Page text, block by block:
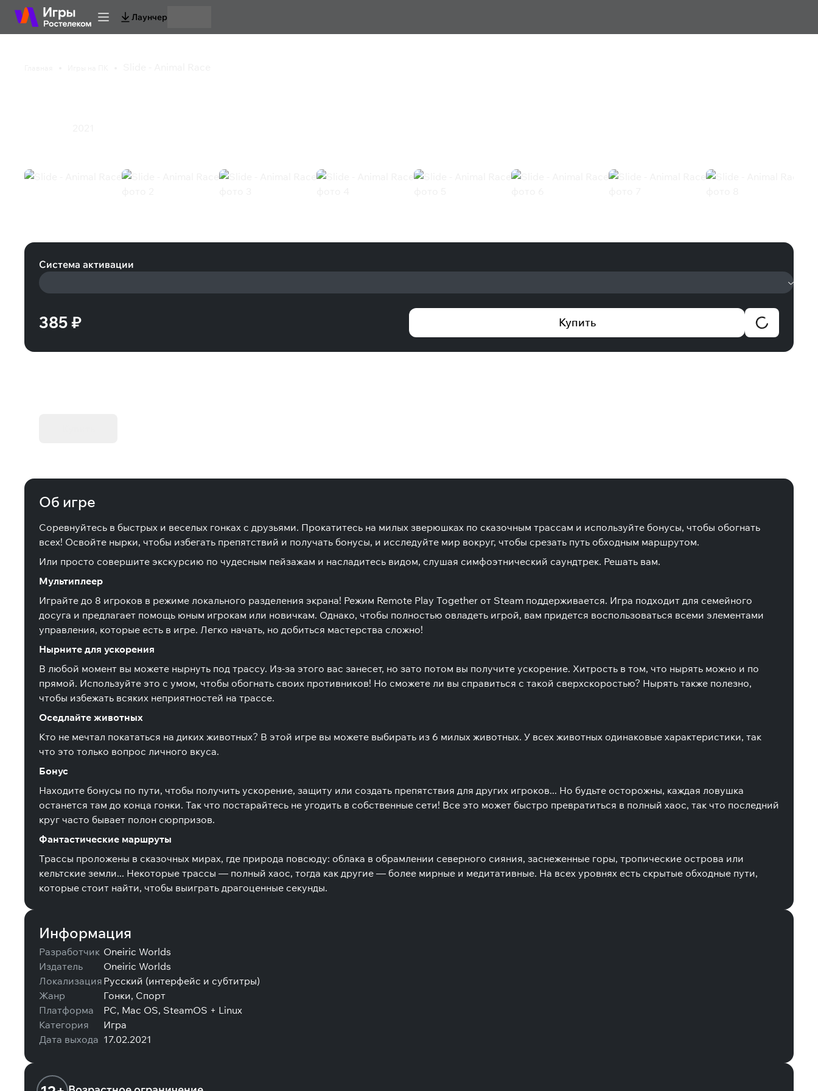
Лаунчер
Система активации
385 ₽ Купить
Об игре
Соревнуйтесь в быстрых и веселых гонках с друзьями. Прокатитесь на милых зверюшках по сказочным трассам и используйте бонусы, чтобы обогнать
всех! Освойте нырки, чтобы избегать препятствий и получать бонусы, и исследуйте мир вокруг, чтобы срезать путь обходным маршрутом.
Или просто совершите экскурсию по чудесным пейзажам и насладитесь видом, слушая симфоэтнический саундтрек. Решать вам.
Мультиплеер
Играйте до 8 игроков в режиме локального разделения экрана! Режим Remote Play Together от Steam поддерживается. Игра подходит для семейного
досуга и предлагает помощь юным игрокам или новичкам. Однако, чтобы полностью овладеть игрой, вам придется воспользоваться всеми элементами
управления, которые есть в игре. Легко начать, но добиться мастерства сложно!
Нырните для ускорения
В любой момент вы можете нырнуть под трассу. Из-за этого вас занесет, но зато потом вы получите ускорение. Хитрость в том, что нырять можно и по
прямой. Используйте это с умом, чтобы обогнать своих противников! Но сможете ли вы справиться с такой сверхскоростью? Нырять также полезно,
чтобы избежать всяких неприятностей на трассе.
Оседлайте животных
Кто не мечтал покататься на диких животных? В этой игре вы можете выбирать из 6 милых животных. У всех животных одинаковые характеристики, так
что это только вопрос личного вкуса.
Бонус
Находите бонусы по пути, чтобы получить ускорение, защиту или создать препятствия для других игроков... Но будьте осторожны, каждая ловушка
останется там до конца гонки. Так что постарайтесь не угодить в собственные сети! Все это может быстро превратиться в полный хаос, так что последний
круг часто бывает полон сюрпризов.
Фантастические маршруты
Трассы проложены в сказочных мирах, где природа повсюду: облака в обрамлении северного сияния, заснеженные горы, тропические острова или
кельтские земли... Некоторые трассы — полный хаос, тогда как другие — более мирные и медитативные. На всех уровнях есть скрытые обходные пути,
которые стоит найти, чтобы выиграть драгоценные секунды.
Информация
Разработчик Oneiric Worlds
Издатель
Oneiric Worlds
Локализация Русский (интерфейс и субтитры)
Жанр
Гонки, Спорт
Платформа
PC, Mac OS, SteamOS + Linux
Категория
Игра
Дата выхода 17.02.2021